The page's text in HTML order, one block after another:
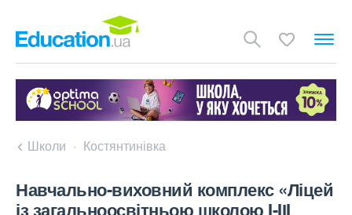
Школи Костянтинівка
Навчально-виховний комплекс «Ліцей
із загальноосвітньою школою I-IІI